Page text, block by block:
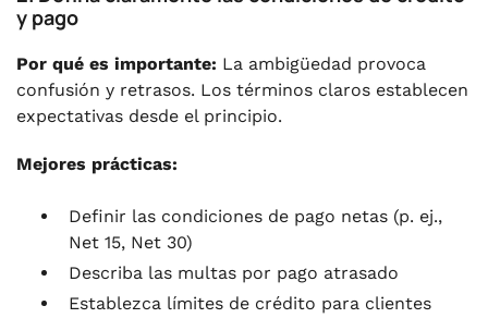
y pago
Por qué es importante: La ambigüedad provoca
confusión y retrasos. Los términos claros establecen
expectativas desde el principio.
Mejores prácticas:
Definir las condiciones de pago netas (p. ej.,
Net 15, Net 30)
Describa las multas por pago atrasado
Establezca límites de crédito para clientes